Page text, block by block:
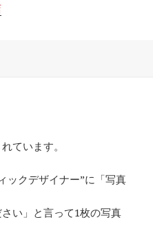
ています。
ックデザイナー”に「写真
い」と言って1枚の写真